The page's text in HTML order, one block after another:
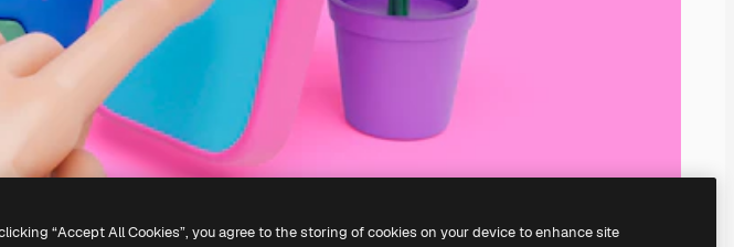
“Accept All Cookies”, you agree to the storing of cookies on your device to enhance site